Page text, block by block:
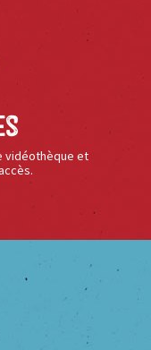
vidéothèque et